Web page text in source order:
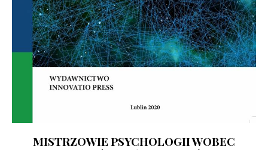
MISTRZOWIE PSYCHOLOGII WOBEC